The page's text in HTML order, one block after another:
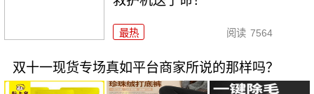
最热 阅读 7564
双十一现货专场真如平台商家所说的那样吗？